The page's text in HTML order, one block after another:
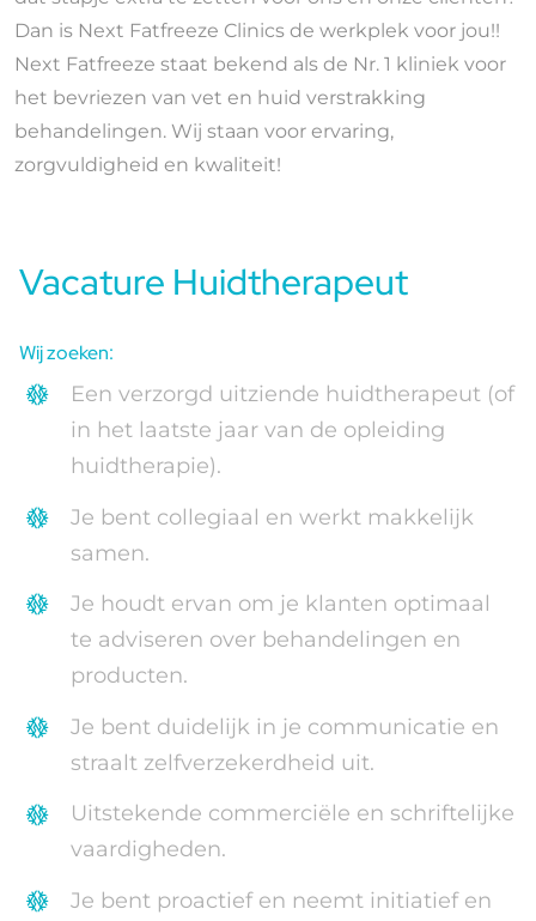
Ervaringen
Blog
Dan is Next Fatfreeze Clinics de werkplek voor jou!!
Next Fatfreeze staat bekend als de Nr. 1 kliniek voor
het bevriezen van vet en huid verstrakking
behandelingen. Wij staan voor ervaring,
zorgvuldigheid en kwaliteit!
Vacature Huidtherapeut
Wij zoeken:
Een verzorgd uitziende huidtherapeut (of
in het laatste jaar van de opleiding
huidtherapie).
Je bent collegiaal en werkt makkelijk
samen.
Je houdt ervan om je klanten optimaal
te adviseren over behandelingen en
producten.
Je bent duidelijk in je communicatie en
straalt zelfverzekerdheid uit.
Uitstekende commerciële en schriftelijke
vaardigheden.
Je bent proactief en neemt initiatief en